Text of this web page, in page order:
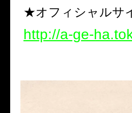
★オフィシャルサ
http://a-ge-